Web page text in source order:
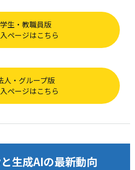
学生・教職員版
ページはこちら
人・グループ版
ページはこちら
生成AIの最新動向